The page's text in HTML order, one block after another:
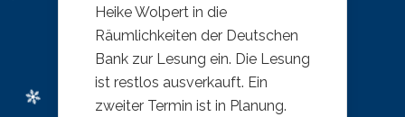
Heike Wolpert in die
Räumlichkeiten der Deutschen
Bank zur Lesung ein. Die Lesung
ist restlos ausverkauft. Ein
zweiter Termin ist in Planung.